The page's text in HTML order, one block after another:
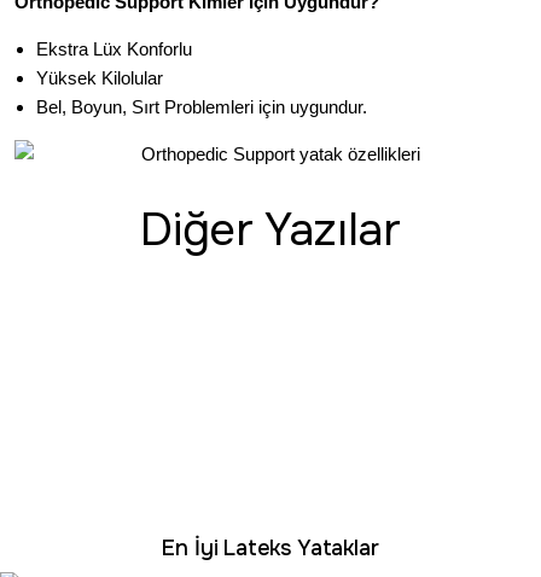
Ekstra Lüx Konforlu
Yüksek Kilolular
Bel, Boyun, Sırt Problemleri için uygundur.
Diğer Yazılar
En İyi Lateks Yataklar